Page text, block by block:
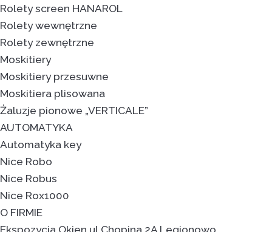
Rolety screen HANAROL
Rolety wewnętrzne
Rolety zewnętrzne
Moskitiery
Moskitiery przesuwne
Moskitiera plisowana
Żaluzje pionowe „VERTICALE”
AUTOMATYKA
Automatyka key
Nice Robo
Nice Robus
Nice Rox1000
O FIRMIE